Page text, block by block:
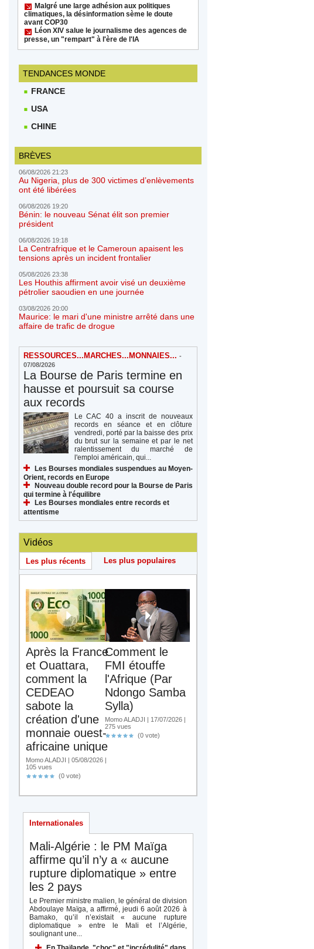
Malgré une large adhésion aux politiques
climatiques, la désinformation sème le doute
avant COP30
Léon XIV salue le journalisme des agences de
presse, un "rempart" à l'ère de l'IA
TENDANCES MONDE
FRANCE
USA
CHINE
BRÈVES
06/08/2026 21:23
Au Nigeria, plus de 300 victimes d’enlèvements
ont été libérées
06/08/2026 19:20
Bénin: le nouveau Sénat élit son premier
président
06/08/2026 19:18
La Centrafrique et le Cameroun apaisent les
tensions après un incident frontalier
05/08/2026 23:38
Les Houthis affirment avoir visé un deuxième
pétrolier saoudien en une journée
03/08/2026 20:00
Maurice: le mari d'une ministre arrêté dans une
affaire de trafic de drogue
RESSOURCES...MARCHES...MONNAIES... -
07/08/2026
La Bourse de Paris termine en
hausse et poursuit sa course
aux records
Le CAC 40 a inscrit de nouveaux
records en séance et en clôture
vendredi, porté par la baisse des prix
du brut sur la semaine et par le net
ralentissement du marché de
l'emploi américain, qui...
Les Bourses mondiales suspendues au Moyen-
Orient, records en Europe
Nouveau double record pour la Bourse de Paris
qui termine à l'équilibre
Les Bourses mondiales entre records et
attentisme
Vidéos
Les plus récents Les plus populaires
Après la France
et Ouattara,
comment la
CEDEAO
sabote la
création d'une
monnaie ouest-
africaine unique
Momo ALADJI | 05/08/2026 |
105 vues
(0 vote)
Comment le
FMI étouffe
l'Afrique (Par
Ndongo Samba
Sylla)
Momo ALADJI | 17/07/2026 |
275 vues
(0 vote)
Internationales
Mali-Algérie : le PM Maïga
affirme qu’il n’y a « aucune
rupture diplomatique » entre
les 2 pays
Le Premier ministre malien, le général de division
Abdoulaye Maïga, a affirmé, jeudi 6 août 2026 à
Bamako, qu’il n’existait « aucune rupture
diplomatique » entre le Mali et l’Algérie,
soulignant une...